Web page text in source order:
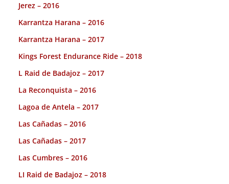
Jerez – 2016
Karrantza Harana – 2016
Karrantza Harana – 2017
Kings Forest Endurance Ride – 2018
L Raid de Badajoz – 2017
La Reconquista – 2016
Lagoa de Antela – 2017
Las Cañadas – 2016
Las Cañadas – 2017
Las Cumbres – 2016
LI Raid de Badajoz – 2018